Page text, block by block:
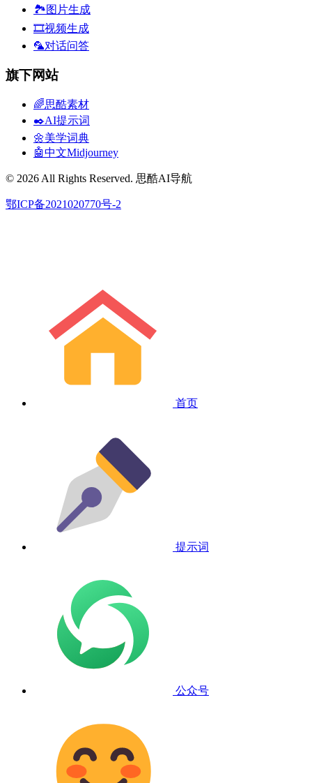
🏞️图片生成
🎞️视频生成
🦜对话问答
旗下网站
🌈思酷素材
✒️AI提示词
🌼美学词典
🤖中文Midjourney
© 2026 All Rights Reserved. 思酷AI导航
鄂ICP备2021020770号-2
首页
提示词
公众号